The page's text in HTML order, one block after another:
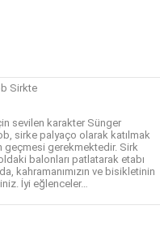
Sirkte
sevilen karakter Sünger
sirke palyaço olarak katılmak
geçmesi gerekmektedir. Sirk
balonları patlatarak etabı
kahramanımızın ve bisikletinin
İyi eğlenceler…